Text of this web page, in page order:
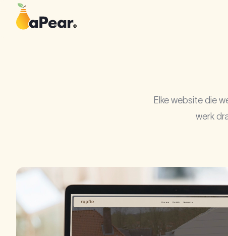
Elke website die
werk